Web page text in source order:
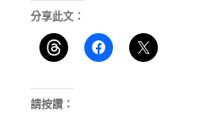
分享此文：
請按讚：